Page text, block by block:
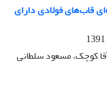
قاب‌های فولادی دارای
کوچک، مسعود سلطانی